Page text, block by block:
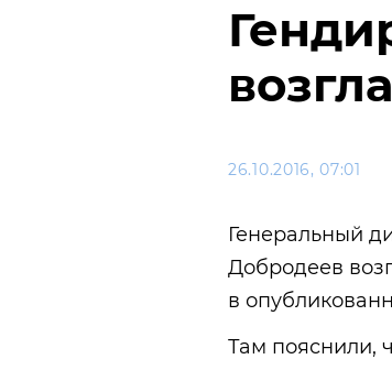
26.10.2016, 07:01
Генеральный
Добродеев
в
Там пояснили,